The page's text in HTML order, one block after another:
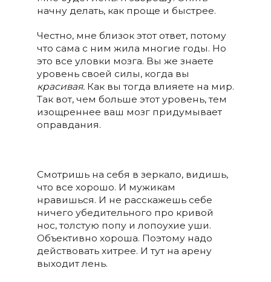
начну делать, как проще и быстрее.
Честно, мне близок этот ответ, потому
что сама с ним жила многие годы. Но
это все уловки мозга. Вы же знаете
уровень своей силы, когда вы
красивая.Как вы тогда влияете на мир.
Так вот, чем больше этот уровень, тем
изощреннее ваш мозг придумывает
оправдания.
Смотришь на себя в зеркало, видишь,
что все хорошо. И мужикам
нравишься. И не расскажешь себе
ничего убедительного про кривой
нос, толстую попу и лопоухие уши.
Объективно хороша. Поэтому надо
действовать хитрее. И тут на арену
выходит лень.